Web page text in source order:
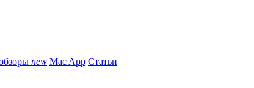
new Mac App Статьи